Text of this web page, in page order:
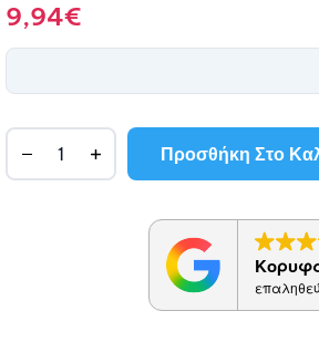
9,94€
Προσθήκη Στο